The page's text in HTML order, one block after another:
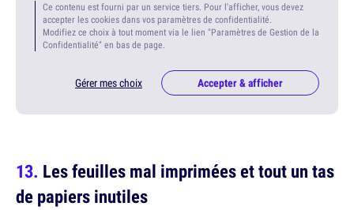
Ce contenu est fourni par un service tiers. Pour l'afficher, vous devez
accepter les cookies dans vos paramètres de confidentialité.
Modifiez ce choix à tout moment via le lien "Paramètres de Gestion de la
Confidentialité" en bas de page.
Gérer mes choix Accepter & afficher
Les feuilles mal imprimées et tout un tas
de papiers inutiles